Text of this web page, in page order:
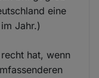
eine
Jahr.)
hat, wenn